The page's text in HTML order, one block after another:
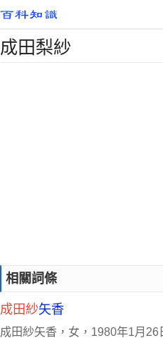
成田梨紗
相關詞條
成田紗矢香
成田紗矢香，女，1980年1月